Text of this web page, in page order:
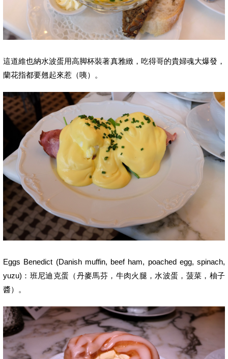
這道維也納水波蛋用高脚杯裝著真雅緻，吃得哥的貴婦魂大爆發，
蘭花指都要翹起來惹（咦）。
Eggs Benedict (Danish muffin, beef ham, poached egg, spinach,
yuzu)：班尼迪克蛋（丹麥馬芬，牛肉火腿，水波蛋，菠菜，柚子
醬）。